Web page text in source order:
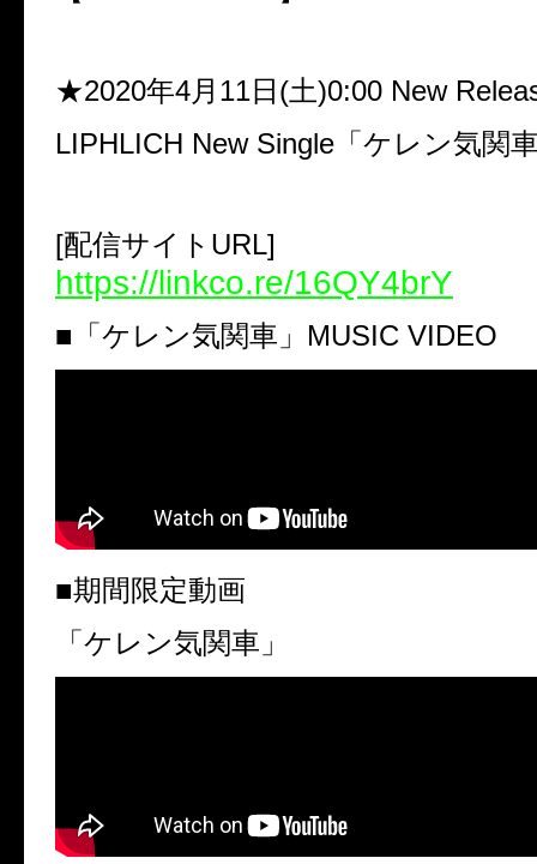
★2020年4月11日(土)0:00 New
LIPHLICH New Single「ケレン気関
[配信サイトURL]
https://linkco.re/16QY4brY
■「ケレン気関車」MUSIC VIDEO
■期間限定動画
「ケレン気関車」